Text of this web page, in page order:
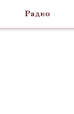
Радио